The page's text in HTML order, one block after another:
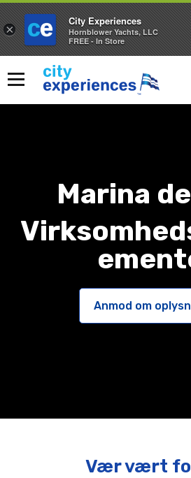
indhold
Menu
Marina
Anmod om
Vær vært
×
City Experiences
Hornblower Yachts, LLC
FREE - In Store